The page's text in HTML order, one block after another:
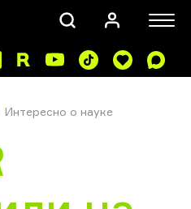
Интересно о науке